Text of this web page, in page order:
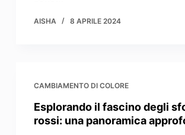
AISHA 8 APRILE 2024
CAMBIAMENTO DI COLORE
Esplorando il fascino degli
rossi: una panoramica